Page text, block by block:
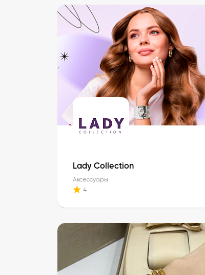
Lady Collection
Аксессуары
4